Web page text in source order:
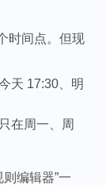
时间点。但现
天 17:30、明
在周一、周
编辑器”一